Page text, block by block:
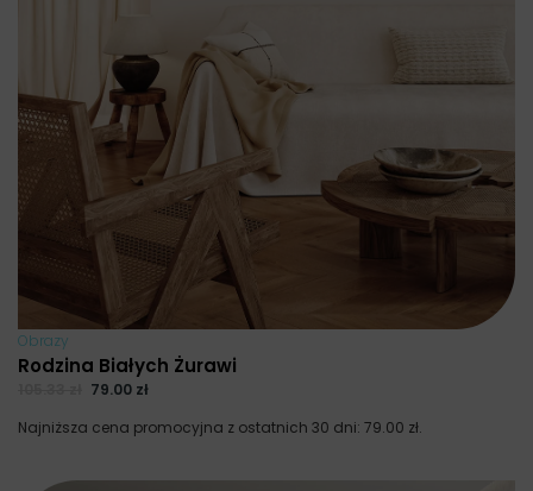
Obrazy
Rodzina Białych Żurawi
79.00 zł
Najniższa cena promocyjna z ostatnich 30 dni: 79.00 zł.